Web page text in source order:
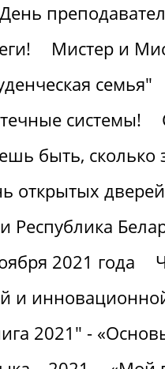
День
Мистер и
семья"
системы!
быть, сколько
открытых
Республика
2021 года
и
2021" -